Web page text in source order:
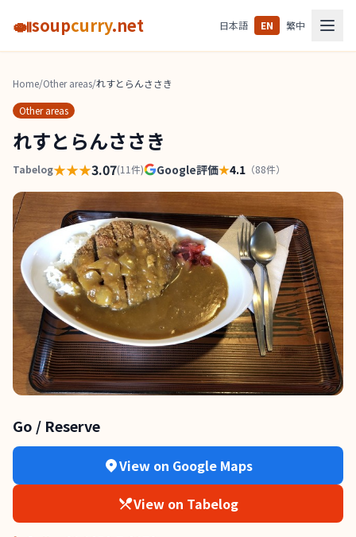
🍛soupcurry.net 日本語 EN 繁中
Home/Other areas/れすとらんささき
Other areas
れすとらんささき
Tabelog★★★3.07(11件) Google評価★4.1 （88件）
Go / Reserve
View on Google Maps
View on Tabelog